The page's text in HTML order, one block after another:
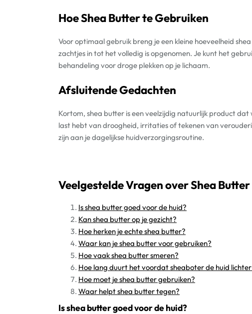
Hoe Shea Butter te Gebruiken
Voor optimaal gebruik breng je een kleine hoeveelheid
zachtjes in tot het volledig is opgenomen. Je kunt het
behandeling voor droge plekken op je lichaam.
Afsluitende Gedachten
Kortom, shea butter is een veelzijdig natuurlijk product
last hebt van droogheid, irritaties of tekenen van
zijn aan je dagelijkse huidverzorgingsroutine.
Veelgestelde Vragen over Shea Butter
Is shea butter goed voor de huid?
Kan shea butter op je gezicht?
Hoe herken je echte shea butter?
Waar kan je shea butter voor gebruiken?
Hoe vaak shea butter smeren?
Hoe lang duurt het voordat sheaboter de huid
Hoe moet je shea butter gebruiken?
Waar helpt shea butter tegen?
Is shea butter goed voor de huid?